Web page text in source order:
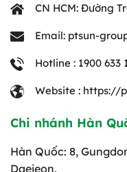
CN HCM: Đường
Email: ptsun-
Hotline : 1900 633
Website : https://
Chi nhánh Hàn
Hàn Quốc: 8,
Daejeon.